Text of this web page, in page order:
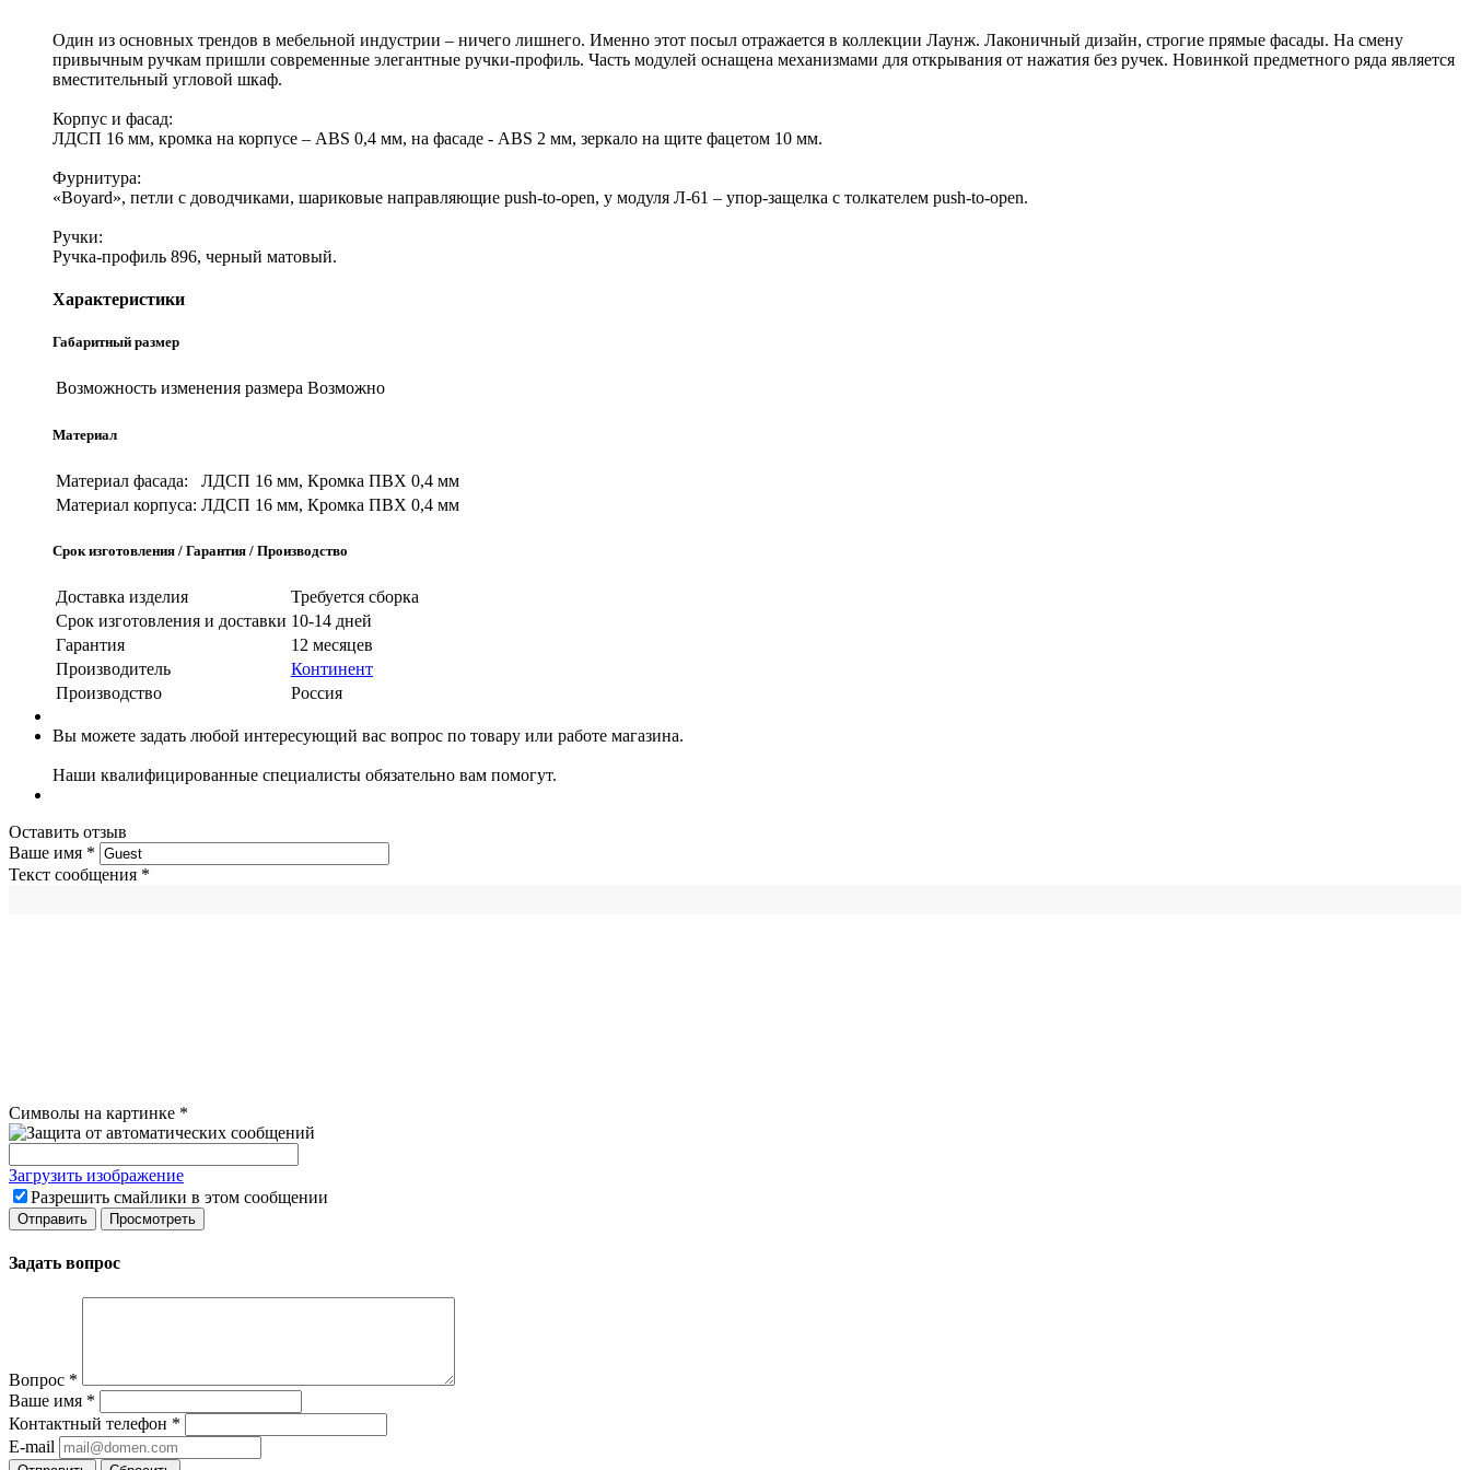
Один из основных трендов в мебельной индустрии – ничего лишнего. Именно этот посыл отражается в коллекции Лаунж. Лаконичный дизайн, строгие прямые фасады. На смену
привычным ручкам пришли современные элегантные ручки-профиль. Часть модулей оснащена механизмами для открывания от нажатия без ручек. Новинкой предметного ряда является
вместительный угловой шкаф.
Корпус и фасад:
ЛДСП 16 мм, кромка на корпусе – ABS 0,4 мм, на фасаде - ABS 2 мм, зеркало на щите фацетом 10 мм.
Фурнитура:
«Boyard», петли с доводчиками, шариковые направляющие push-to-open, у модуля Л-61 – упор-защелка с толкателем push-to-open.
Ручки:
Ручка-профиль 896, черный матовый.
Характеристики
Габаритный размер
Возможность изменения размера Возможно
Материал
Материал фасада:
ЛДСП 16 мм, Кромка ПВХ 0,4 мм
Материал корпуса: ЛДСП 16 мм, Кромка ПВХ 0,4 мм
Срок изготовления / Гарантия / Производство
Доставка изделия
Требуется сборка
Срок изготовления и доставки 10-14 дней
Гарантия
12 месяцев
Производитель
Континент
Производство
Россия
Вы можете задать любой интересующий вас вопрос по товару или работе магазина.
Наши квалифицированные специалисты обязательно вам помогут.
Оставить отзыв
Ваше имя *
Текст сообщения *
Символы на картинке *
Загрузить изображение
Разрешить смайлики в этом сообщении
Задать вопрос
Вопрос *
Ваше имя *
Контактный телефон *
E-mail